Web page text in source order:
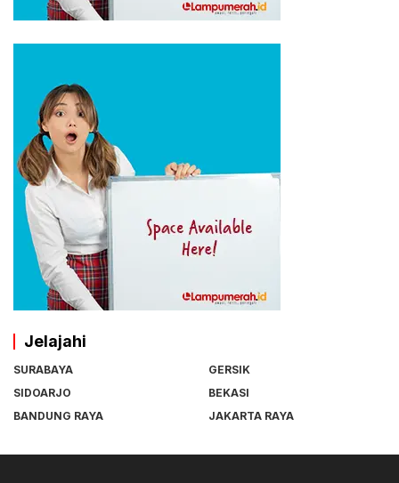
Jelajahi
SURABAYA
GERSIK
SIDOARJO
BEKASI
BANDUNG RAYA
JAKARTA RAYA